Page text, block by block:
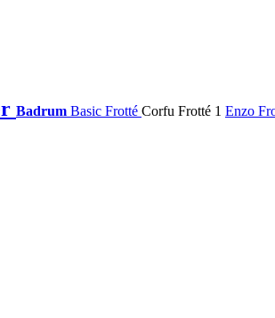
Badrum Basic Frotté Corfu Frotté 1 Enzo